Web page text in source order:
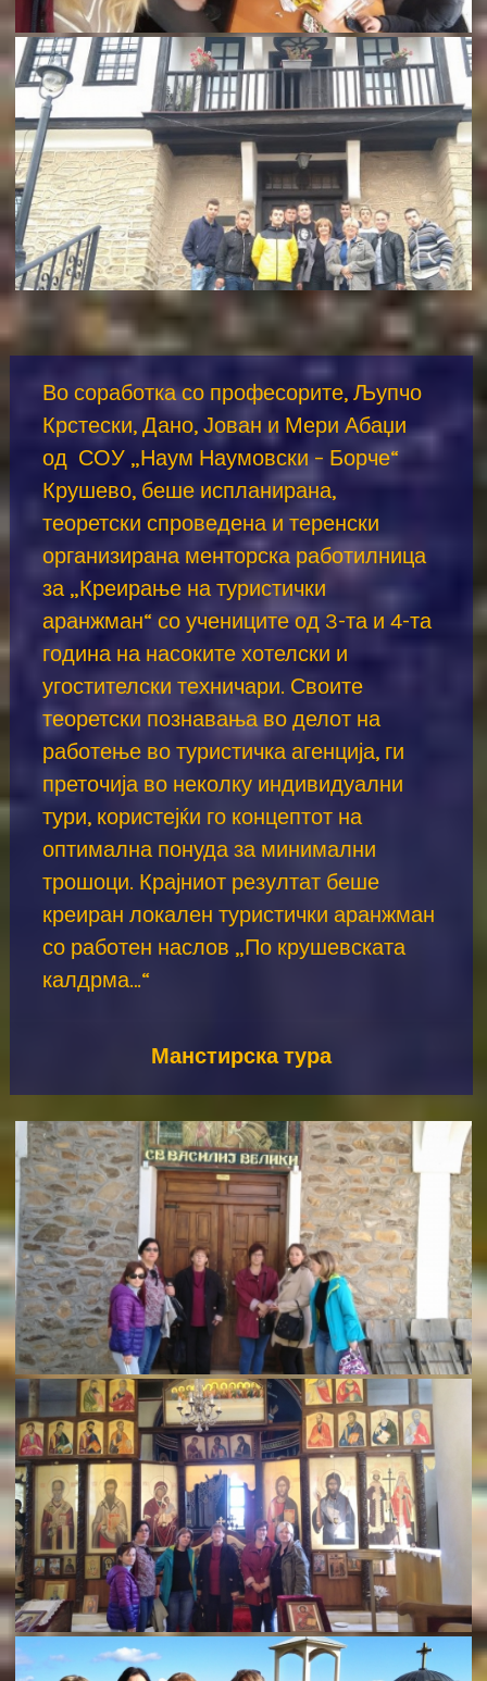
Во соработка со професорите, Љупчо
Крстески, Дано, Јован и Мери Абаџи
од СОУ „Наум Наумовски – Борче“
Крушево, беше испланирана,
теоретски спроведена и теренски
организирана менторска работилница
за „Креирање на туристички
аранжман“ со учениците од 3-та и 4-та
година на насоките хотелски и
угостителски техничари. Своите
теоретски познавања во делот на
работење во туристичка агенција, ги
преточија во неколку индивидуални
тури, користејќи го концептот на
оптимална понуда за минимални
трошоци. Крајниот резултат беше
креиран локален туристички аранжман
со работен наслов „По крушевската
калдрма…“
Манстирска тура